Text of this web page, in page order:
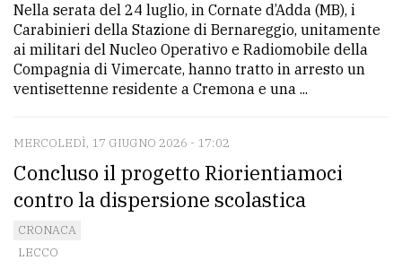
avanzata
LE
ALTRE
PRIVACY
Nella serata del 24 luglio, in Cornate d’Adda (MB), i
Carabinieri della Stazione di Bernareggio, unitamente
ai militari del Nucleo Operativo e Radiomobile della
Compagnia di Vimercate, hanno tratto in arresto un
ventisettenne residente a Cremona e una ...
MERCOLEDÌ, 17 GIUGNO 2026 - 17:02
Concluso il progetto Riorientiamoci
contro la dispersione scolastica
CRONACA
LECCO